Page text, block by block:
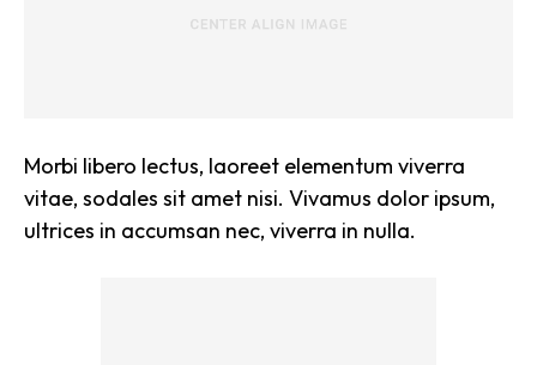
Morbi libero lectus, laoreet elementum viverra
vitae, sodales sit amet nisi. Vivamus dolor ipsum,
ultrices in accumsan nec, viverra in nulla.